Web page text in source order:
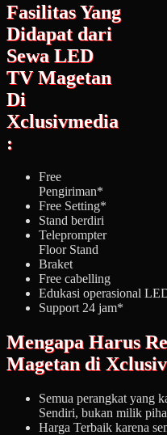
Fasilitas Yang
Didapat dari
Sewa LED
TV Magetan
Di
Xclusivmedia
:
Free
Pengiriman*
Free Setting*
Stand berdiri
Teleprompter
Floor Stand
Braket
Free cabelling
Edukasi operasional
Support 24 jam*
Mengapa Harus
Magetan di
Semua perangkat yang
Sendiri, bukan milik
Harga Terbaik karena